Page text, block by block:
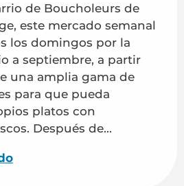
de Boucholeurs de
este mercado semanal
los domingos por la
a septiembre, a partir
una amplia gama de
para que pueda
platos con
Después de...